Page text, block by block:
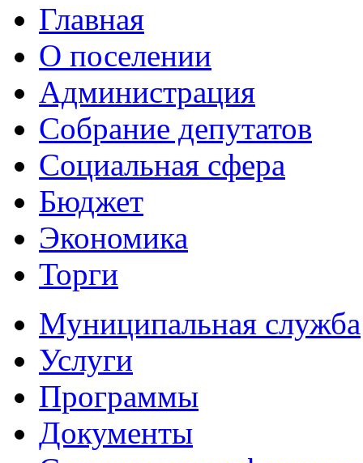
Главная
О поселении
Администрация
Собрание депутатов
Социальная сфера
Бюджет
Экономика
Торги
Муниципальная служба
Услуги
Программы
Документы